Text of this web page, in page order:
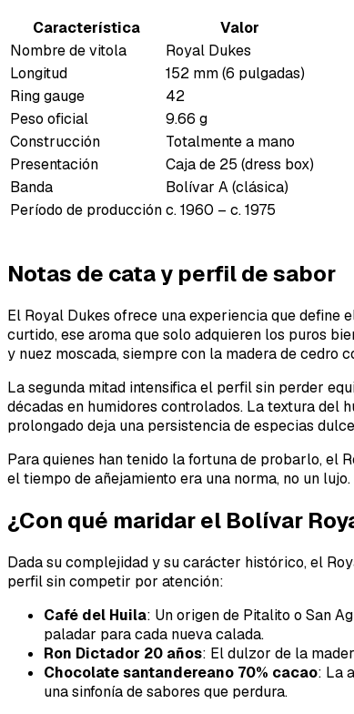
Característica
Valor
Nombre de vitola
Royal Dukes
Longitud
152 mm (6 pulgadas)
Ring gauge
42
Peso oficial
9.66 g
Construcción
Totalmente a mano
Presentación
Caja de 25 (dress box)
Banda
Bolívar A (clásica)
Período de producciónc. 1960 – c. 1975
Notas de cata y perfil de sabor
El Royal Dukes ofrece una experiencia que
curtido, ese aroma que solo adquieren los puros
y nuez moscada, siempre con la madera de cedro
La segunda mitad intensifica el perfil sin perder
décadas en humidores controlados. La textura del
prolongado deja una persistencia de especias
Para quienes han tenido la fortuna de probarlo, el
el tiempo de añejamiento era una norma, no un lujo.
¿Con qué maridar el Bolívar
Dada su complejidad y su carácter histórico, el
perfil sin competir por atención:
Café del Huila: Un origen de Pitalito o San
paladar para cada nueva calada.
Ron Dictador 20 años: El dulzor de la
Chocolate santandereano 70% cacao: La
una sinfonía de sabores que perdura.